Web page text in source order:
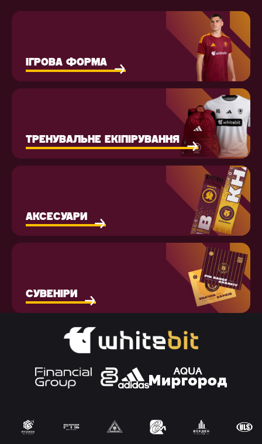
ІГРОВА ФОРМА
ТРЕНУВАЛЬНЕ ЕКІПІРУВАННЯ
АКСЕСУАРИ
СУВЕНІРИ